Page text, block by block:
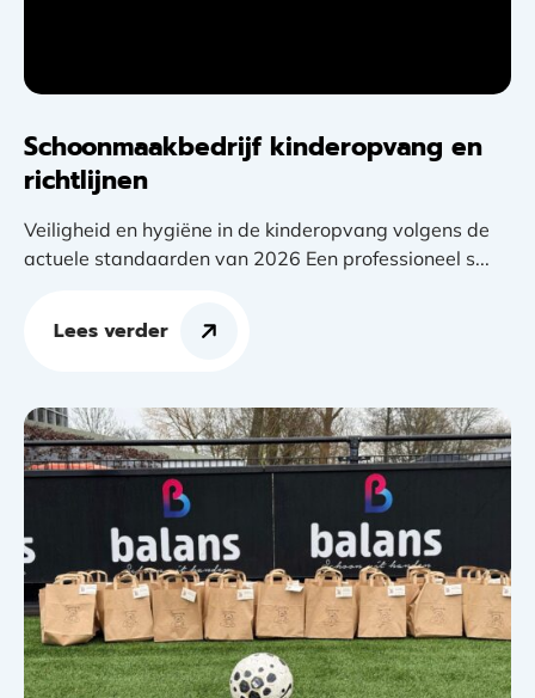
Schoonmaakbedrijf kinderopvang en
richtlijnen
Veiligheid en hygiëne in de kinderopvang volgens de
actuele standaarden van 2026 Een professioneel s...
Lees verder